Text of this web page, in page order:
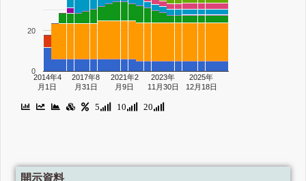
2014年4
月1日
2017年8
月31日
2021年2
月9日
2023年
11月30日
2025年
12月18日
0
20
5 10 20
開示資料